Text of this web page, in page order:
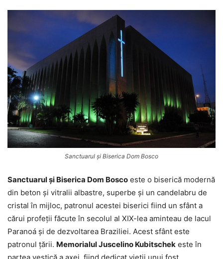
Sanctuarul și Biserica Dom Bosco
Sanctuarul și Biserica Dom Bosco este o biserică modernă
din beton și vitralii albastre, superbe și un candelabru de
cristal în mijloc, patronul acestei biserici fiind un sfânt a
cărui profeții făcute în secolul al XIX-lea aminteau de lacul
Paranoá și de dezvoltarea Braziliei. Acest sfânt este
patronul țării. Memorialul Juscelino Kubitschek este în